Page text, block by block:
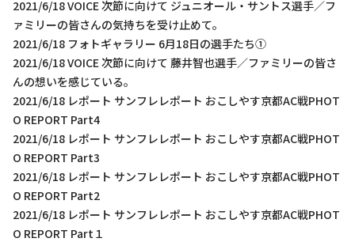
2021/6/18 VOICE 次節に向けて ジュニオール・サントス選手／フ
ァミリーの皆さんの気持ちを受け止めて。
2021/6/18 フォトギャラリー 6月18日の選手たち①
2021/6/18 VOICE 次節に向けて 藤井智也選手／ファミリーの皆さ
んの想いを感じている。
2021/6/18 レポート サンフレレポート おこしやす京都AC戦PHOT
O REPORT Part4
2021/6/18 レポート サンフレレポート おこしやす京都AC戦PHOT
O REPORT Part3
2021/6/18 レポート サンフレレポート おこしやす京都AC戦PHOT
O REPORT Part2
2021/6/18 レポート サンフレレポート おこしやす京都AC戦PHOT
O REPORT Part１